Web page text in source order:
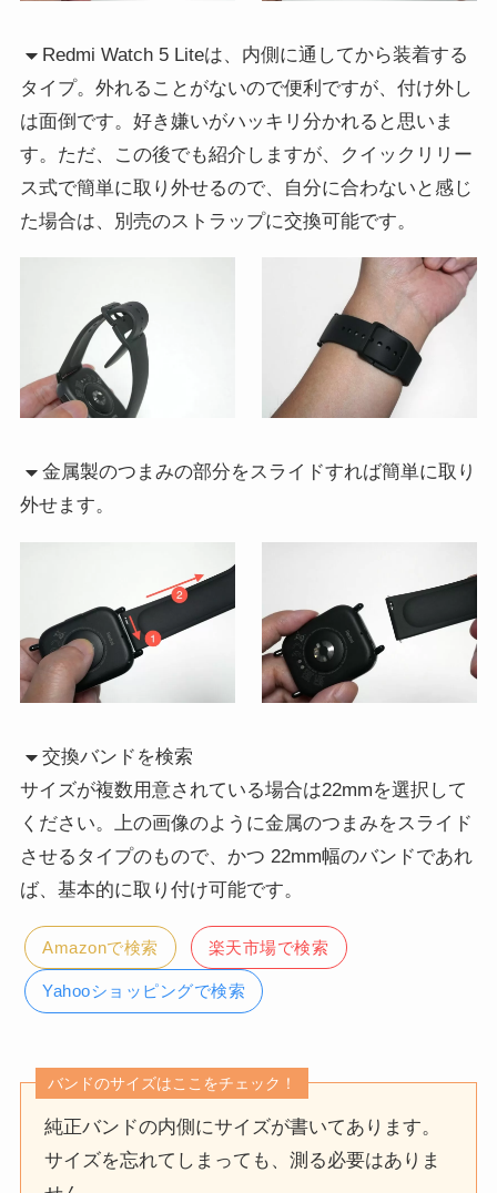
Redmi Watch 5 Liteは、内側に通してから装着する
タイプ。外れることがないので便利ですが、付け外し
は面倒です。好き嫌いがハッキリ分かれると思いま
す。ただ、この後でも紹介しますが、クイックリリー
ス式で簡単に取り外せるので、自分に合わないと感じ
た場合は、別売のストラップに交換可能です。
金属製のつまみの部分をスライドすれば簡単に取り
外せます。
交換バンドを検索
サイズが複数用意されている場合は22mmを選択して
ください。上の画像のように金属のつまみをスライド
させるタイプのもので、かつ 22mm幅のバンドであれ
ば、基本的に取り付け可能です。
Amazonで検索 楽天市場で検索
Yahooショッピングで検索
バンドのサイズはここをチェック！
純正バンドの内側にサイズが書いてあります。
サイズを忘れてしまっても、測る必要はありま